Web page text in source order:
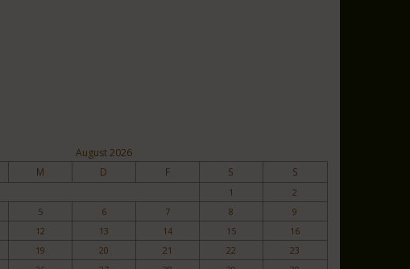
August 2026
M D F S S
1
2
5 6 7 8
9
12 13 14 15
16
19 20 21 22
23